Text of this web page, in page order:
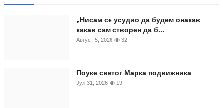
„Нисам се усудио да будем онакав
какав сам створен да б...
Август 5, 2026 32
Поуке светог Марка подвижника
Јул 31, 2026 19